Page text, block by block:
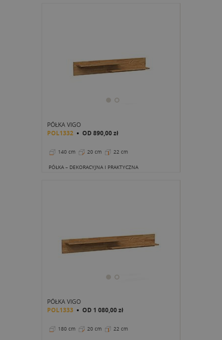
PÓŁKA VIGO
POL1332 OD 890,00 zł
140 cm 20 cm 22 cm
PÓŁKA – DEKORACYJNA I PRAKTYCZNA
PÓŁKA VIGO
POL1333 OD 1 080,00 zł
180 cm 20 cm 22 cm